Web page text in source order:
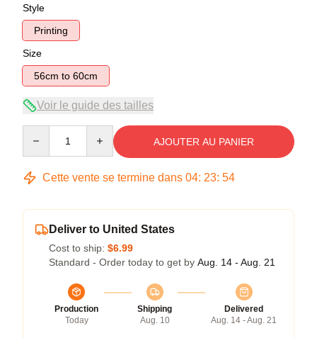
Style
Printing
Size
56cm to 60cm
Voir le guide des tailles
AJOUTER AU PANIER
Cette vente se termine dans 04: 23: 53
Deliver to United States
Cost to ship: $6.99
Standard - Order today to get by Aug. 14 - Aug. 21
Production
Today
Shipping
Aug. 10
Delivered
Aug. 14 - Aug. 21